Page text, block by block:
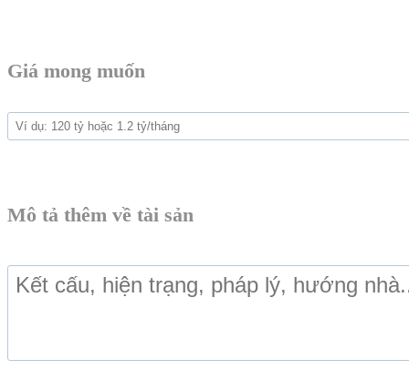
Giá mong muốn
Mô tả thêm về tài sản